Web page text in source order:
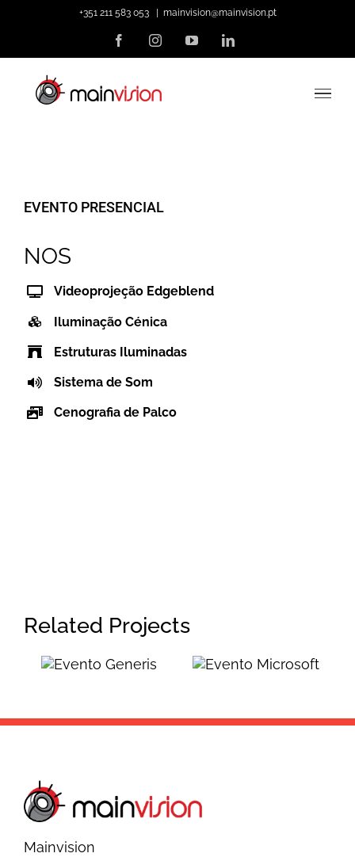
+351 211 583 053 mainvision@mainvision.pt
FacebookInstagramYouTubeLinkedIn
EVENTO PRESENCIAL
NOS
Videoprojeção Edgeblend
Iluminação Cénica
Estruturas Iluminadas
Sistema de Som
Cenografia de Palco
Related Projects
Evento
Evento
Mainvision